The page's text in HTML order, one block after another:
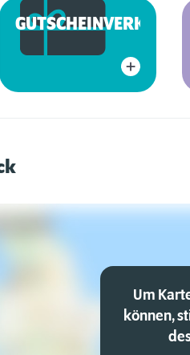
GUTSCHEINVERKAUF
Um
können,